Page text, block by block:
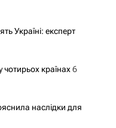
Україні: експерт
чотирьох країнах 6
наслідки для